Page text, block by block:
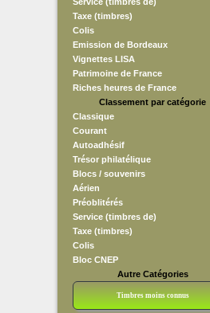
Taxe (timbres)
Colis
Emission de Bordeaux
Vignettes LISA
Patrimoine de France
Riches heures de France
Classement par catégorie
Classique
Courant
Autoadhésif
Trésor philatélique
Blocs / souvenirs
Aérien
Préoblitérés
Service (timbres de)
Taxe (timbres)
Colis
Bloc CNEP
Autre Catégories
Timbres moins connus